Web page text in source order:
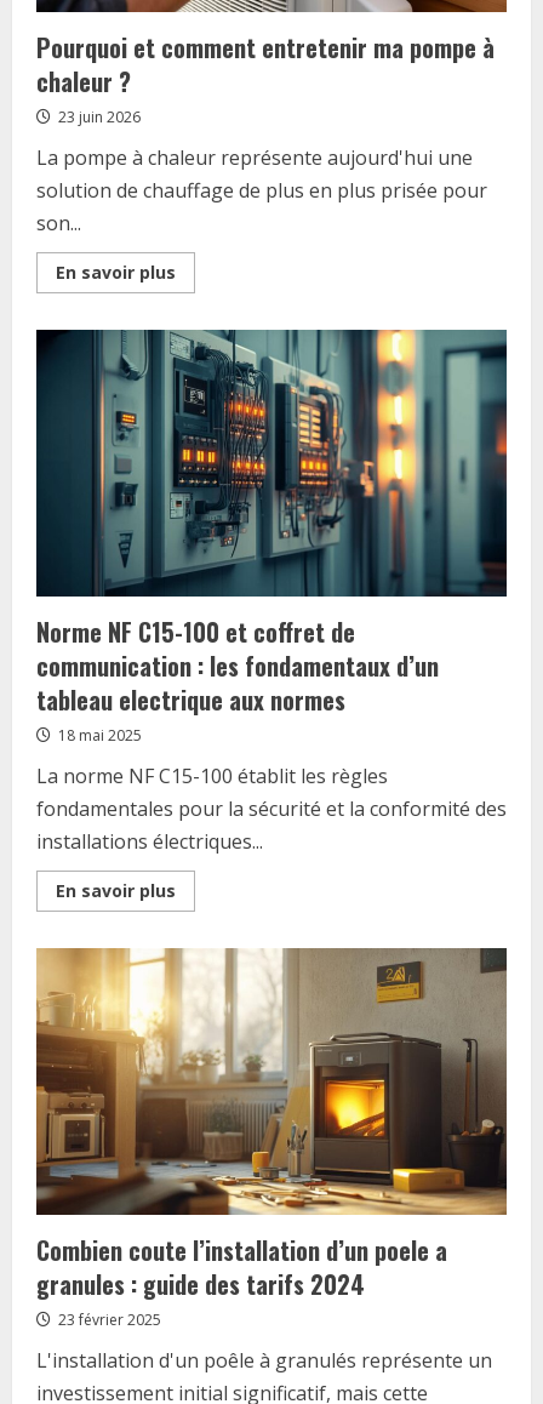
Pourquoi et comment entretenir ma pompe à
chaleur ?
23 juin 2026
La pompe à chaleur représente aujourd'hui une
solution de chauffage de plus en plus prisée pour
son...
En savoir plus
more
et
comment
entretenir
ma
pompe
à
chaleur
?
Norme NF C15-100 et coffret de
communication : les fondamentaux d’un
tableau electrique aux normes
18 mai 2025
La norme NF C15-100 établit les règles
fondamentales pour la sécurité et la conformité des
installations électriques...
En savoir plus
more
C15-
coffret
de
communication
:
les
fondamentaux
d’un
tableau
electrique
aux
normes
Combien coute l’installation d’un poele a
granules : guide des tarifs 2024
23 février 2025
L'installation d'un poêle à granulés représente un
investissement initial significatif, mais cette